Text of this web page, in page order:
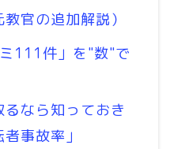
官の追加解説）
111件」を"数"で
なら知っておき
事故率」